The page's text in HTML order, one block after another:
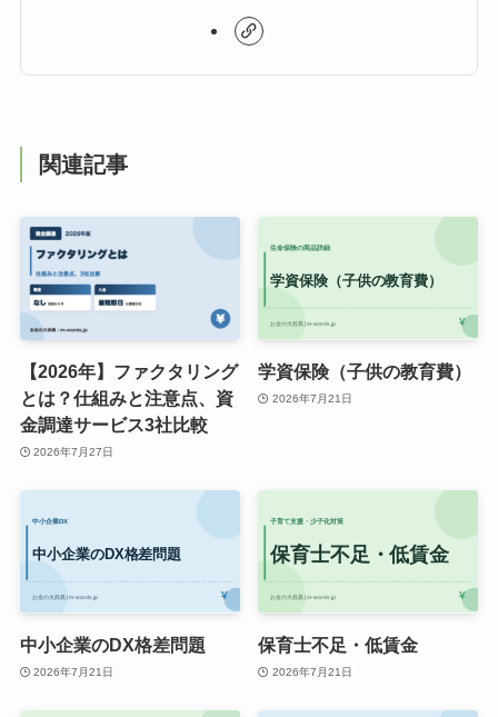
関連記事
【2026年】ファクタリング
とは？仕組みと注意点、資
金調達サービス3社比較
2026年7月27日
学資保険（子供の教育費）
2026年7月21日
中小企業のDX格差問題
2026年7月21日
保育士不足・低賃金
2026年7月21日